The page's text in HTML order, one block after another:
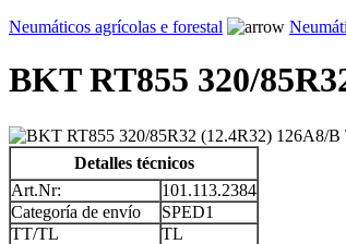
Neumáticos agrícolas e forestal
BKT RT855 320/
Detalles técnicos
Art.Nr:
101.113.2384
Categoría de envío
SPED1
TT/TL
TL